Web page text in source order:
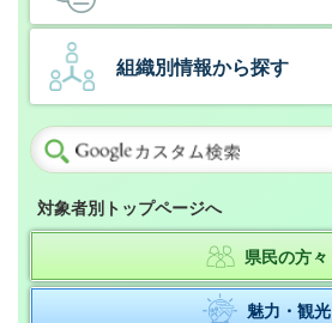
組織別情報から探す
対象者別トップページへ
県民の方々
魅力・観光